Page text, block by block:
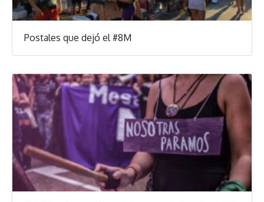
Postales que dejó el #8M